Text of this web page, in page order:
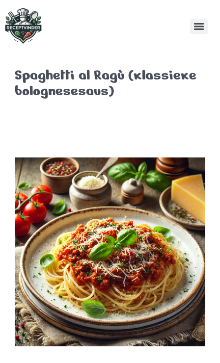
Spaghetti al Ragù (klassieke
bolognesesaus)